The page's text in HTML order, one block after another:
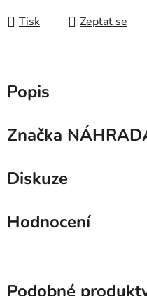
Tisk Zeptat se
Popis
Značka
Diskuze
Hodnocení
Podobné